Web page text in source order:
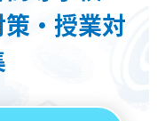
・授業対